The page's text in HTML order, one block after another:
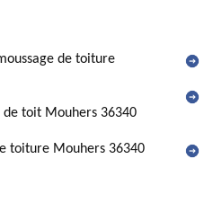
de toiture
de toit Mouhers 36340
toiture Mouhers 36340